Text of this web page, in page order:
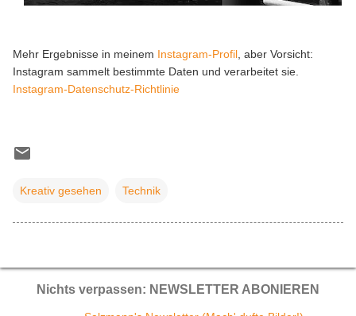
Mehr Ergebnisse in meinem Instagram-Profil , aber Vorsicht:
Instagram sammelt bestimmte Daten und verarbeitet sie.
Instagram-Datenschutz-Richtlinie
Kreativ gesehen Technik
Nichts verpassen: NEWSLETTER ABONIEREN